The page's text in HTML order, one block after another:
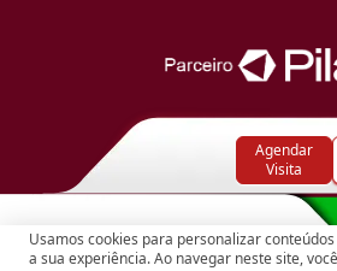
Usamos cookies para personalizar
a sua experiência. Ao navegar neste site,
Agendar
Visita